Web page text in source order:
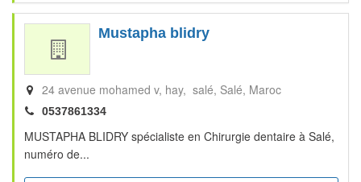
Mustapha blidry
24 avenue mohamed v, hay, salé Salé Maroc
0537861334
MUSTAPHA BLIDRY spécialiste en Chirurgie dentaire à Salé,
numéro de...